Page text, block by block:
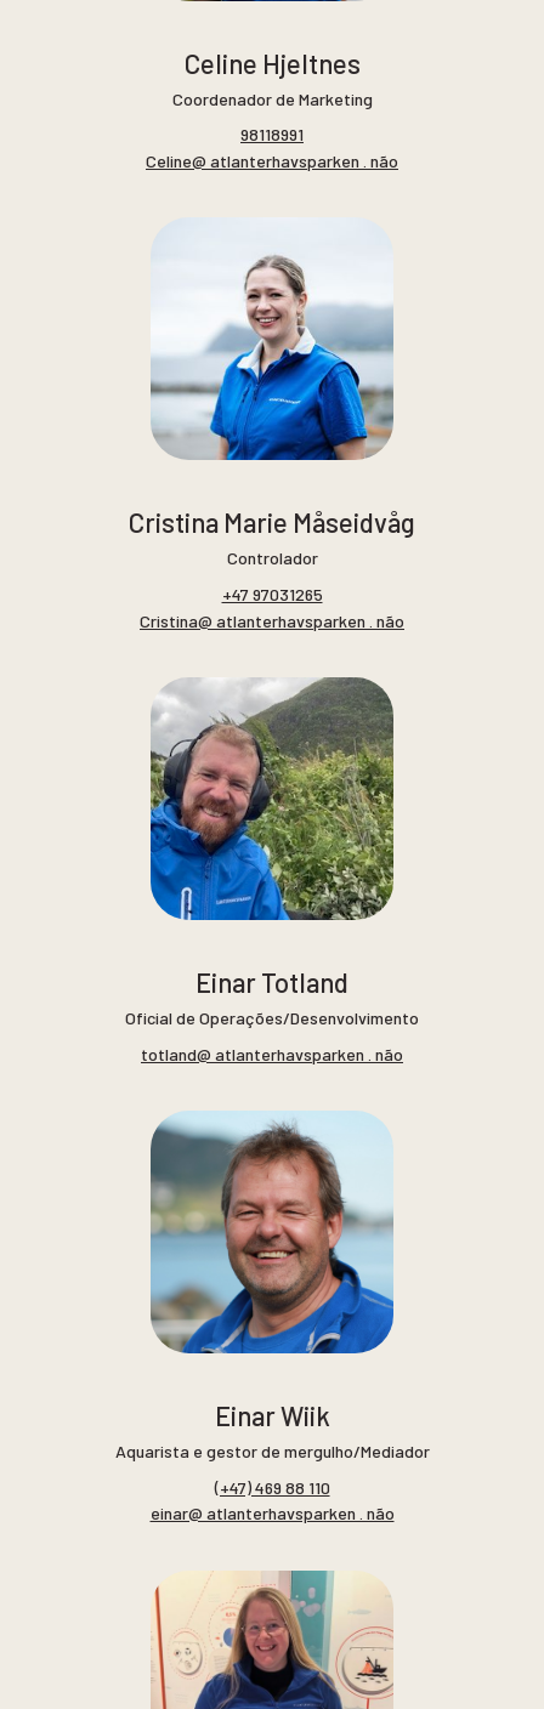
Celine Hjeltnes
Coordenador de Marketing
98118991
Celine@ atlanterhavsparken . não
Cristina Marie Måseidvåg
Controlador
+47 97031265
Cristina@ atlanterhavsparken . não
Einar Totland
Oficial de Operações/Desenvolvimento
totland@ atlanterhavsparken . não
Einar Wiik
Aquarista e gestor de mergulho/Mediador
(+47) 469 88 110
einar@ atlanterhavsparken . não